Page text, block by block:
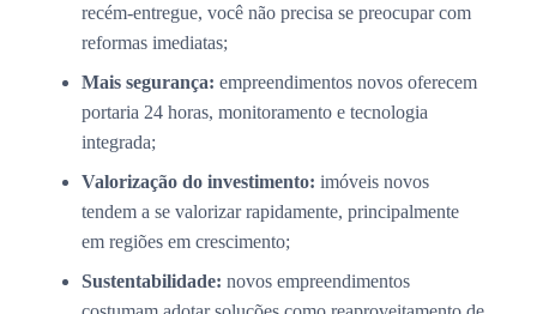
recém-entregue, você não precisa se preocupar com
reformas imediatas;
Mais segurança: empreendimentos novos oferecem
portaria 24 horas, monitoramento e tecnologia
integrada;
Valorização do investimento: imóveis novos
tendem a se valorizar rapidamente, principalmente
em regiões em crescimento;
Sustentabilidade: novos empreendimentos